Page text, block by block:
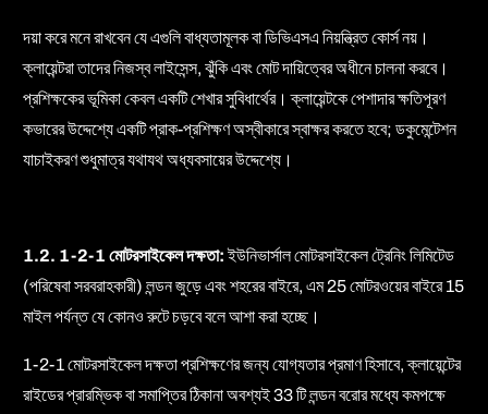
দয়া করে মনে রাখবেন যে এগুলি বাধ্যতামূলক বা ডিভিএসএ নিয়ন্ত্রিত কোর্স নয়।
ক্লায়েন্টরা তাদের নিজস্ব লাইসেন্স, ঝুঁকি এবং মোট দায়িত্বের অধীনে চালনা করবে।
প্রশিক্ষকের ভূমিকা কেবল একটি শেখার সুবিধার্থের। ক্লায়েন্টকে পেশাদার ক্ষতিপূরণ
কভারের উদ্দেশ্যে একটি প্রাক-প্রশিক্ষণ অস্বীকারে স্বাক্ষর করতে হবে; ডকুমেন্টেশন
যাচাইকরণ শুধুমাত্র যথাযথ অধ্যবসায়ের উদ্দেশ্যে।
1.2. 1-2-1 মোটরসাইকেল দক্ষতা:ইউনিভার্সাল মোটরসাইকেল ট্রেনিং লিমিটেড
(পরিষেবা সরবরাহকারী) লন্ডন জুড়ে এবং শহরের বাইরে, এম 25 মোটরওয়ের বাইরে 15
মাইল পর্যন্ত যে কোনও রুটে চড়বে বলে আশা করা হচ্ছে।
1-2-1 মোটরসাইকেল দক্ষতা প্রশিক্ষণের জন্য যোগ্যতার প্রমাণ হিসাবে, ক্লায়েন্টের
রাইডের প্রারম্ভিক বা সমাপ্তির ঠিকানা অবশ্যই 33 টি লন্ডন বরোর মধ্যে কমপক্ষে